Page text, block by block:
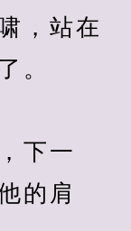
，站在
。
下一
的肩